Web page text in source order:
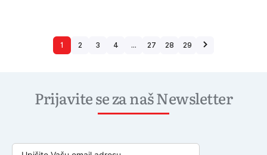
1 2 3 4 … 27 28 29
Prijavite se za naš Newsletter